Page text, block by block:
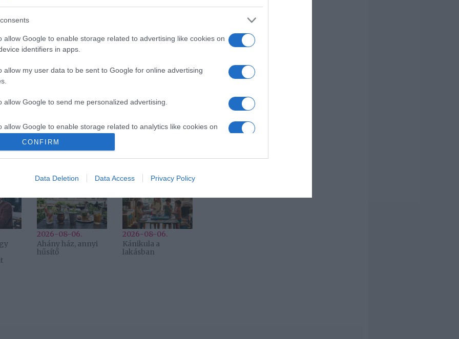
allow Google to enable storage related to advertising like cookies on
identifiers in apps.
allow my user data to be sent to Google for online advertising
allow Google to send me personalized advertising.
allow Google to enable storage related to analytics like cookies on
allow Google to enable storage related to functionality of the website
CONFIRM
Data Deletion Data Access Privacy Policy
Nelly Furtado Demacio Castellon
Következő bejegyzés
2026-08-06.
Ahány ház, annyi
hűsítő
2026-08-06.
Kánikula a
lakásban